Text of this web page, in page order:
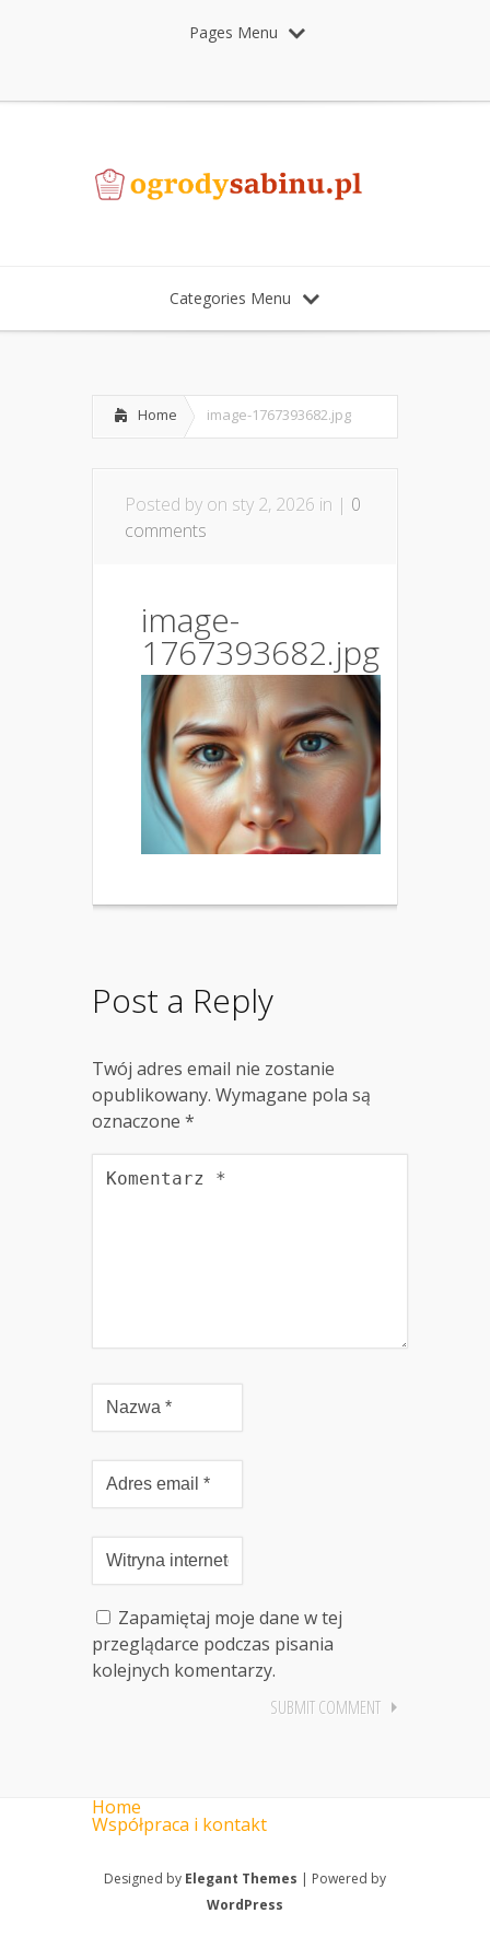
Pages Menu
Categories Menu
Home image-1767393682.jpg
Posted by on sty 2, 2026 in | 0
comments
image-
1767393682.jpg
Post a Reply
Twój adres email nie zostanie
opublikowany. Wymagane pola są
oznaczone *
Zapamiętaj moje dane w tej
przeglądarce podczas pisania
kolejnych komentarzy.
Home
Współpraca i kontakt
Designed by Elegant Themes | Powered by
WordPress